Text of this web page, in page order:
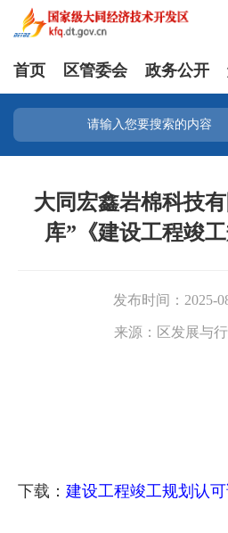
首页 区管委会 政务公开
大同宏鑫岩棉科技
库”《建设工程竣工
发布时间： 2025-
来源： 区发展与
下载： 建设工程竣工规划认